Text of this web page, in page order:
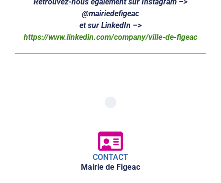
@mairiedefigeac
et sur LinkedIn –>
https://www.linkedin.com/company/ville-de-figeac
CONTACT
Mairie de Figeac